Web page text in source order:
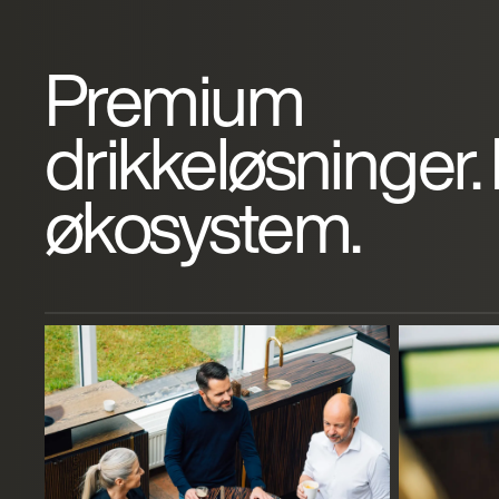
Premium
drikkeløsninger.
økosystem.